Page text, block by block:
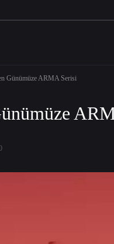
Günümüze ARMA Serisi